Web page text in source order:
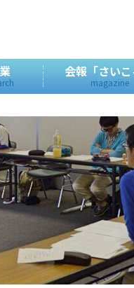
会報「さいこ
magazine